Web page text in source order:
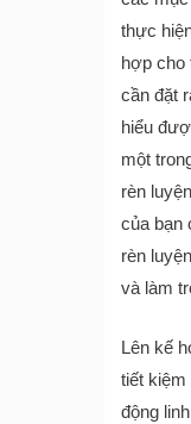
thực
hợp cho
cần đặt
hiểu
một
rèn
của bạn
rèn
và làm
Lên kế
tiết kiệm
động